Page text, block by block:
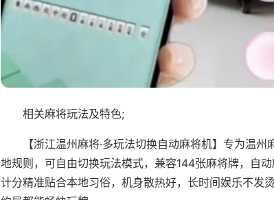
相关麻将玩法及特色;
【浙江温州麻将·多玩法切换自动麻将机】专为温
地规则，可自由切换玩法模式，兼容144张麻将牌，自
计分精准贴合本地习俗，机身散热好，长时间娱乐不发